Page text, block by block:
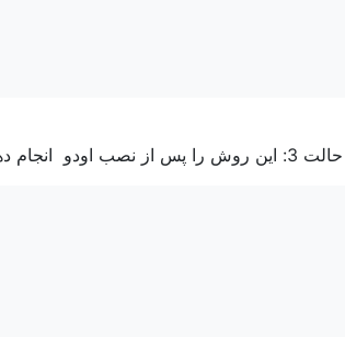
حالت 3: این روش را پس از نصب اودو انجام دهید و در کنار سایر فایل های نصبی اودو قرار دهید.